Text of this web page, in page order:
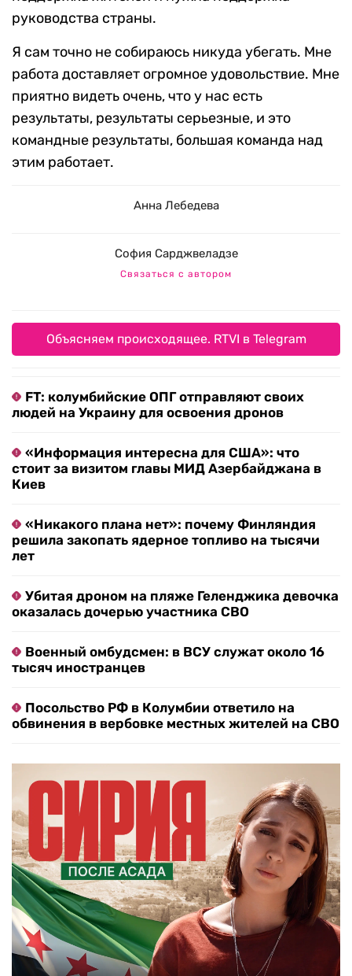
руководства страны.
Я сам точно не собираюсь никуда убегать. Мне
работа доставляет огромное удовольствие. Мне
приятно видеть очень, что у нас есть
результаты, результаты серьезные, и это
командные результаты, большая команда над
этим работает.
Анна Лебедева
София Сарджвеладзе
Связаться с автором
Объясняем происходящее. RTVI в Telegram
FT: колумбийские ОПГ отправляют своих
людей на Украину для освоения дронов
«Информация интересна для США»: что
стоит за визитом главы МИД Азербайджана в
Киев
«Никакого плана нет»: почему Финляндия
решила закопать ядерное топливо на тысячи
лет
Убитая дроном на пляже Геленджика девочка
оказалась дочерью участника СВО
Военный омбудсмен: в ВСУ служат около 16
тысяч иностранцев
Посольство РФ в Колумбии ответило на
обвинения в вербовке местных жителей на СВО